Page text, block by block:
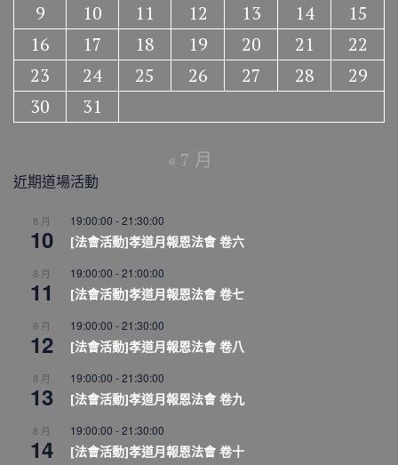
9
10 11 12 13 14
15
16
17 18 19 20 21
22
23
24 25 26 27 28
29
30
31
« 7 月
近期道場活動
8 月
10
19:00:00 -21:30:00
[法會活動]孝道月報恩法會 卷六
8 月
11
19:00:00 -21:00:00
[法會活動]孝道月報恩法會 卷七
8 月
12
19:00:00 -21:30:00
[法會活動]孝道月報恩法會 卷八
8 月
13
19:00:00 -21:30:00
[法會活動]孝道月報恩法會 卷九
8 月
14
19:00:00 -21:30:00
[法會活動]孝道月報恩法會 卷十